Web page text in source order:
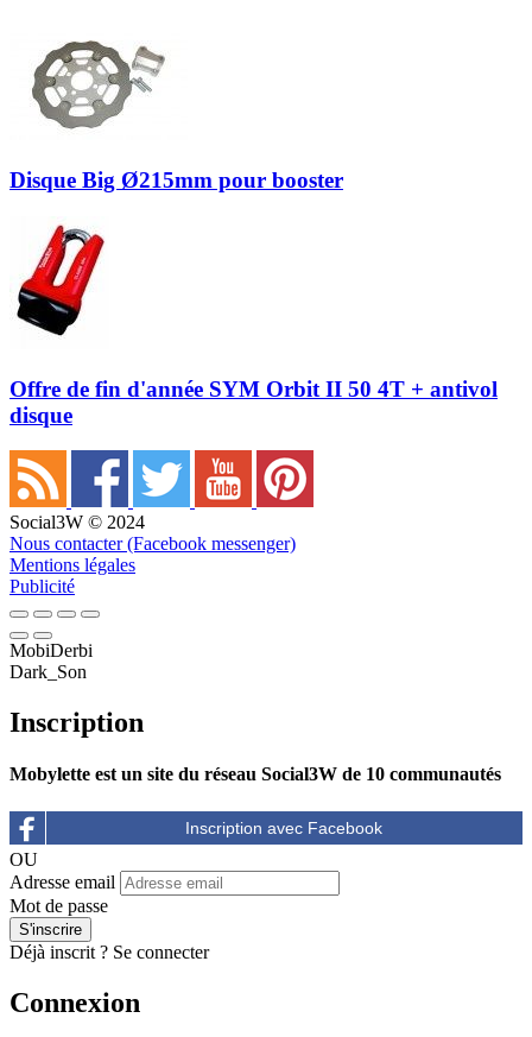
Disque Big Ø215mm pour booster
Offre de fin d'année SYM Orbit II 50 4T + antivol
disque
Social3W © 2024
Nous contacter (Facebook messenger)
Mentions légales
Publicité
MobiDerbi
Dark_Son
Inscription
Mobylette est un site du réseau Social3W de 10 communautés
OU
Adresse email
Mot de passe
Déjà inscrit ? Se connecter
Connexion